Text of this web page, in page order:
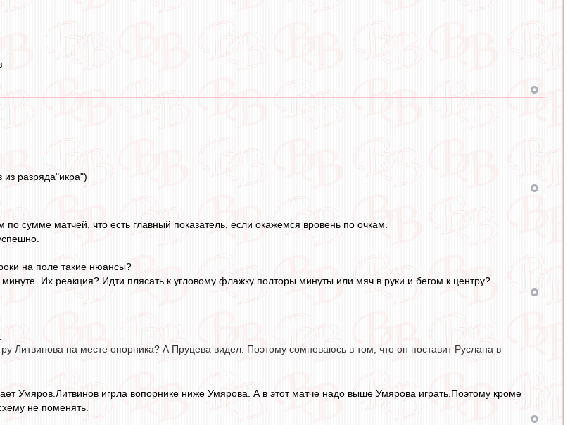
из разряда"икра")
сумме матчей, что есть главный показатель, если окажемся вровень по очкам.
на поле такие нюансы?
Их реакция? Идти плясать к угловому флажку полторы минуты или мяч в руки и бегом к центру?
Литвинова на месте опорника? А Пруцева видел. Поэтому сомневаюсь в том, что он поставит Руслана в
Умяров.Литвинов игрла вопорнике ниже Умярова. А в этот матче надо выше Умярова играть.Поэтому кроме
не поменять.